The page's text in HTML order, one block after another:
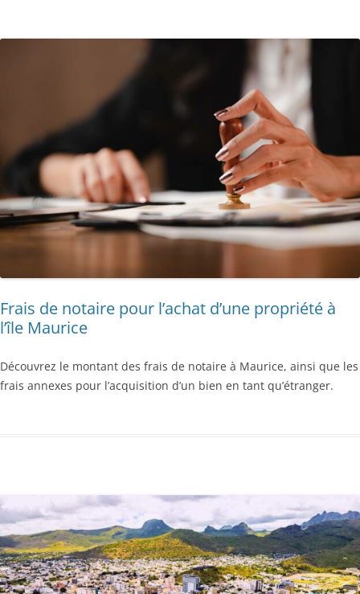
Frais de notaire pour l’achat d’une propriété à
l’île Maurice
Découvrez le montant des frais de notaire à Maurice, ainsi que les
frais annexes pour l’acquisition d’un bien en tant qu’étranger.